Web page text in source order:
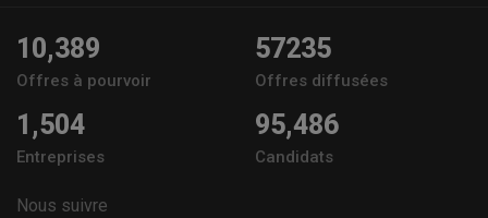
10,389
Offres à pourvoir
57235
Offres diffusées
1,504
Entreprises
95,486
Candidats
Nous suivre